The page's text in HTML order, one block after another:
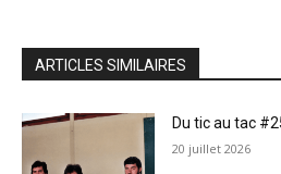
ARTICLES SIMILAIRES
Du tic au tac
20 juillet 2026